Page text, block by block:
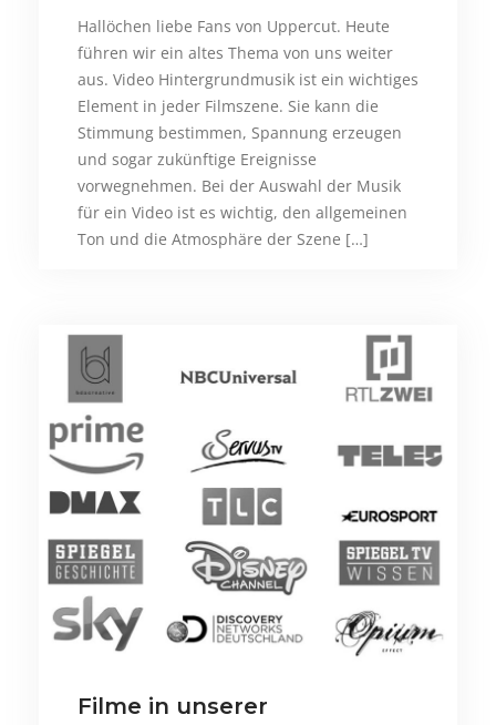
Hallöchen liebe Fans von Uppercut. Heute
führen wir ein altes Thema von uns weiter
aus. Video Hintergrundmusik ist ein wichtiges
Element in jeder Filmszene. Sie kann die
Stimmung bestimmen, Spannung erzeugen
und sogar zukünftige Ereignisse
vorwegnehmen. Bei der Auswahl der Musik
für ein Video ist es wichtig, den allgemeinen
Ton und die Atmosphäre der Szene […]
Filme in unserer